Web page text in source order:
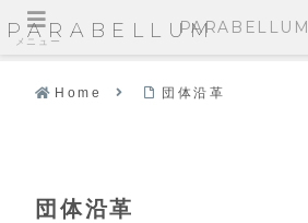
PARABELLUM
Home 団体沿革
団体沿革
メニュー
PARABELLUM